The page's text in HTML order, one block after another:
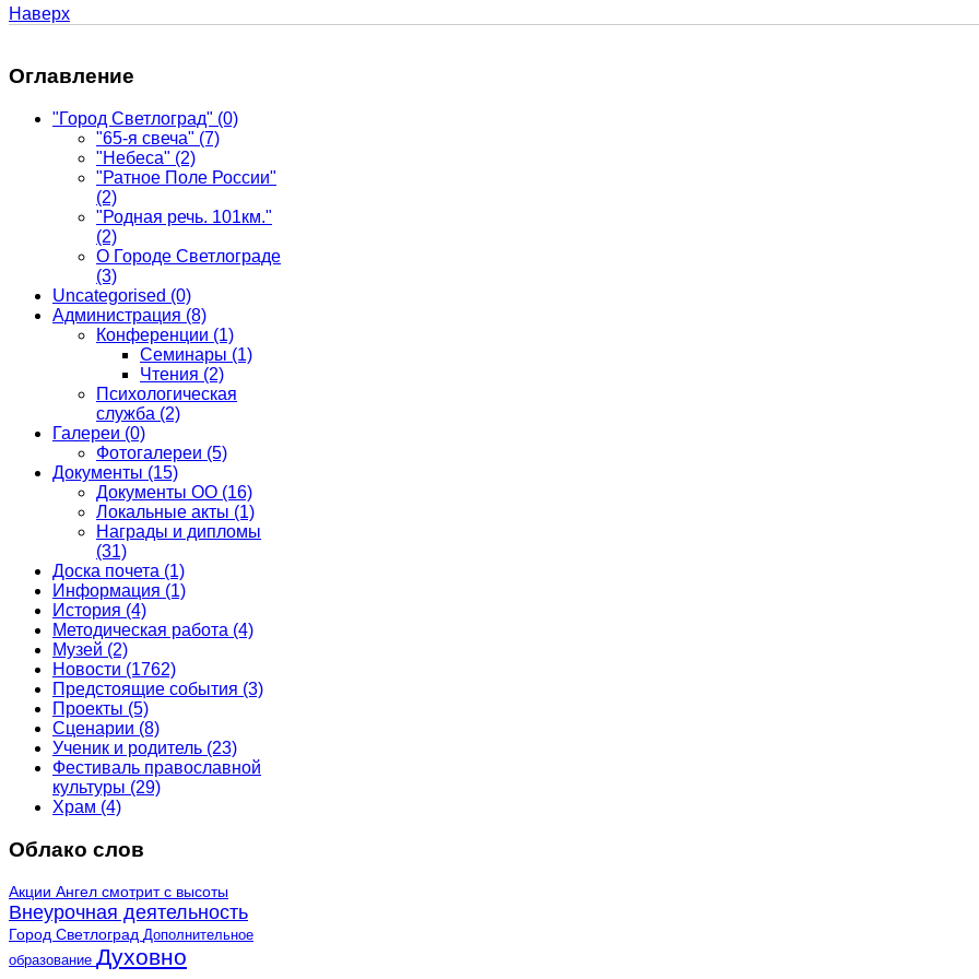
Наверх
Оглавление
"Город Светлоград" (0)
"65-я свеча" (7)
"Небеса" (2)
"Ратное Поле России"
(2)
"Родная речь. 101км."
(2)
О Городе Светлограде
(3)
Uncategorised (0)
Администрация (8)
Конференции (1)
Семинары (1)
Чтения (2)
Психологическая
служба (2)
Галереи (0)
Фотогалереи (5)
Документы (15)
Документы ОО (16)
Локальные акты (1)
Награды и дипломы
(31)
Доска почета (1)
Информация (1)
История (4)
Методическая работа (4)
Музей (2)
Новости (1762)
Предстоящие события (3)
Проекты (5)
Сценарии (8)
Ученик и родитель (23)
Фестиваль православной
культуры (29)
Храм (4)
Облако слов
Акции Ангел смотрит с высоты
Внеурочная деятельность
Город Светлоград Дополнительное
образование Духовно